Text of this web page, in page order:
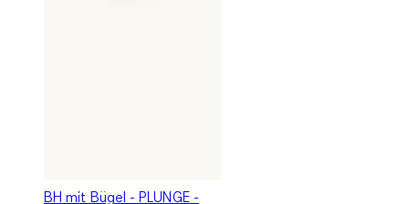
BH mit Bügel - PLUNGE -